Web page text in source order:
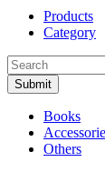
Products
Category
Submit
Books
Others